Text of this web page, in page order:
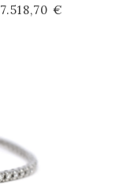
7.518,70 €